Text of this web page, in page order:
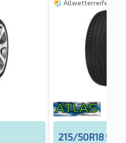
Allwetterreifen
215/50R18 92W